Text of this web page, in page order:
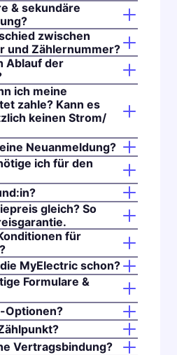
& sekundäre
zwischen
und Zählernummer?
Ablauf der
ich meine
zahle? Kann es
keinen Strom/
Neuanmeldung?
ich für den
gleich? So
für
MyElectric schon?
Formulare &
Optionen?
Vertragsbindung?